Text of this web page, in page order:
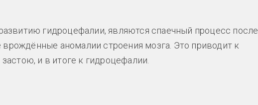
гидроцефалии, являются спаечный процесс после
аномалии строения мозга. Это приводит к
и в итоге к гидроцефалии.